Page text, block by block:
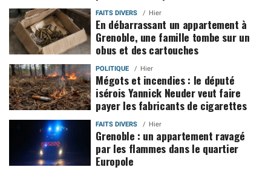
FAITS DIVERS Hier
En débarrassant un appartement à
Grenoble, une famille tombe sur un
obus et des cartouches
POLITIQUE Hier
Mégots et incendies : le député
isérois Yannick Neuder veut faire
payer les fabricants de cigarettes
FAITS DIVERS Hier
Grenoble : un appartement ravagé
par les flammes dans le quartier
Europole